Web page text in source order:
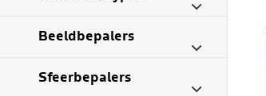
Beeldbepalers
Sfeerbepalers